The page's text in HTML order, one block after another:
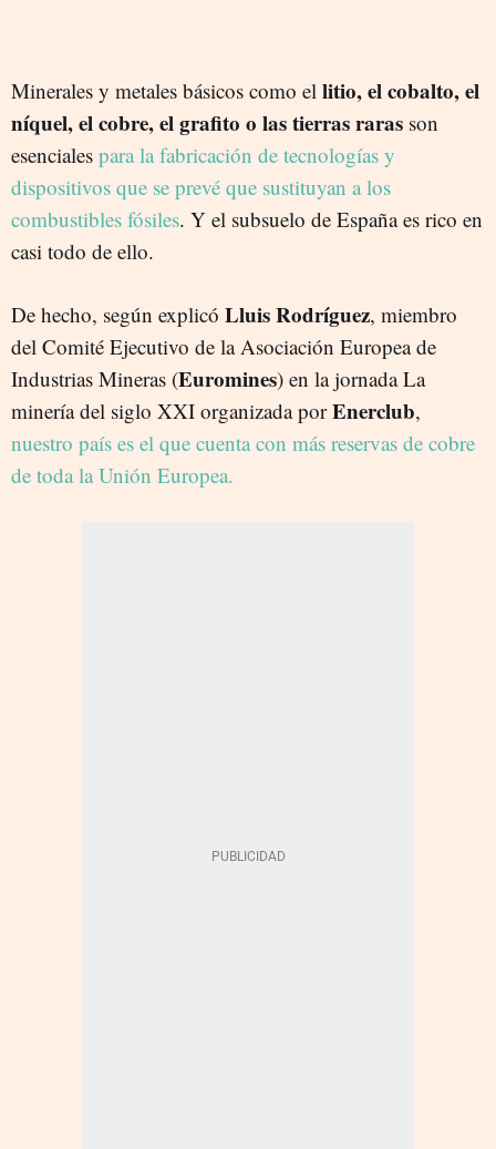
Minerales y metales básicos como el litio, el cobalto, el
níquel, el cobre, el grafito o las tierras raras son
esenciales para la fabricación de tecnologías y
dispositivos que se prevé que sustituyan a los
combustibles fósiles. Y el subsuelo de España es rico en
casi todo de ello.
De hecho, según explicó Lluis Rodríguez, miembro
del Comité Ejecutivo de la Asociación Europea de
Industrias Mineras (Euromines) en la jornada La
minería del siglo XXI organizada porEnerclub,
nuestro país es el que cuenta con más reservas de cobre
de toda la Unión Europea.